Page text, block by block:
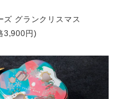
ズ グランクリスマス
3,900円)